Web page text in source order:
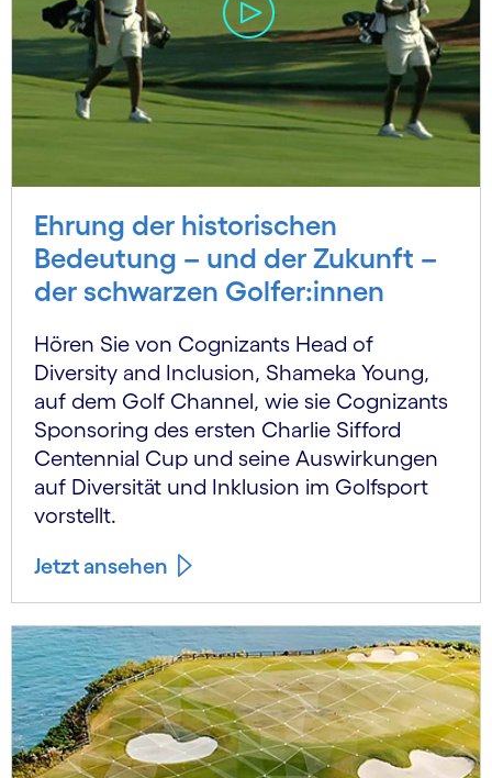
Ehrung der historischen
Bedeutung – und der Zukunft –
der schwarzen Golfer:innen
Hören Sie von Cognizants Head of
Diversity and Inclusion, Shameka Young,
auf dem Golf Channel, wie sie Cognizants
Sponsoring des ersten Charlie Sifford
Centennial Cup und seine Auswirkungen
auf Diversität und Inklusion im Golfsport
vorstellt.
Jetzt ansehen